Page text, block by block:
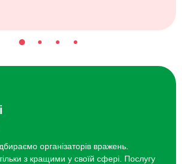
організаторів вражень.
з кращими у своїй сфері. Послугу